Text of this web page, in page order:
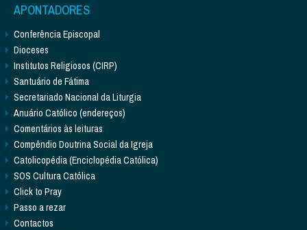
APONTADORES
Conferência Episcopal
Dioceses
Institutos Religiosos (CIRP)
Santuário de Fátima
Secretariado Nacional da Liturgia
Anuário Católico (endereços)
Comentários às leituras
Compêndio Doutrina Social da Igreja
Catolicopédia (Enciclopédia Católica)
SOS Cultura Católica
Click to Pray
Passo a rezar
Contactos